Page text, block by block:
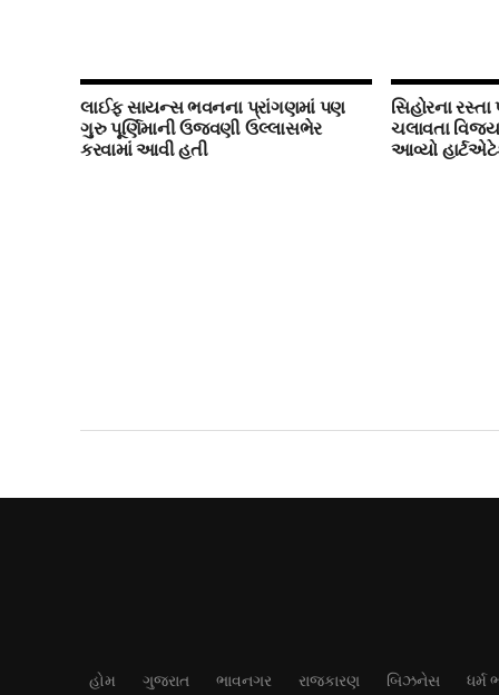
લાઈફ સાયન્સ ભવનના પ્રાંગણમાં પણ
ગુરુ પૂર્ણિમાની ઉજવણી ઉલ્લાસભેર
કરવામાં આવી હતી
સિહોરના રસ્તા
ચલાવતા
આવ્યો
હોમ ગુજરાત ભાવનગર રાજકારણ બિઝનેસ ધર્મ